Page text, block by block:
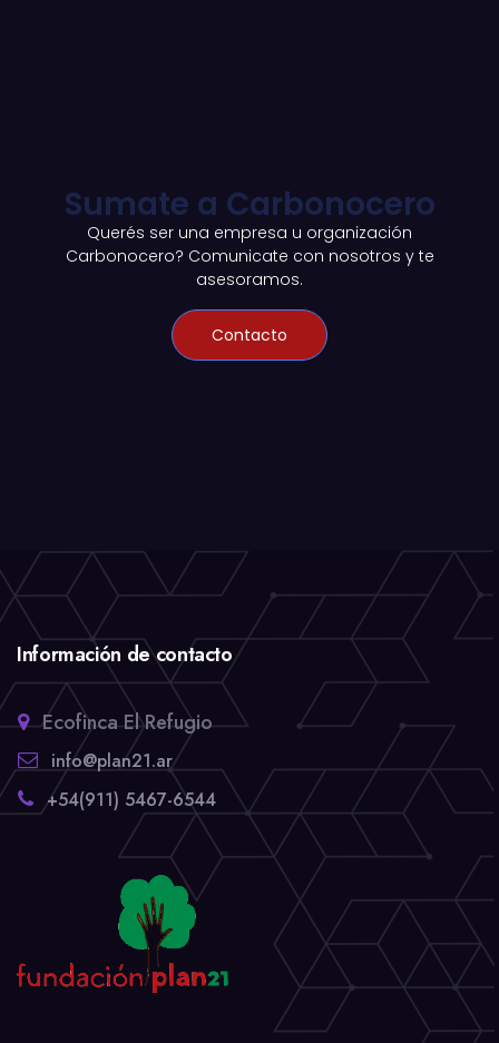
Sumate a Carbonocero
Querés ser una empresa u organización
Carbonocero? Comunicate con nosotros y te
asesoramos.
Contacto
Información de contacto
Ecofinca El Refugio
info@plan21.ar
+54(911) 5467-6544